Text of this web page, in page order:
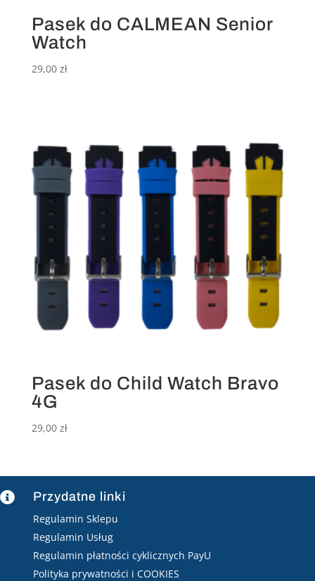
Pasek do CALMEAN Senior
Watch
29,00 zł
Pasek do Child Watch Bravo
4G
29,00 zł
 Przydatne linki
Regulamin Sklepu
Regulamin Usług
Regulamin płatności cyklicznych PayU
Polityka prywatności i COOKIES